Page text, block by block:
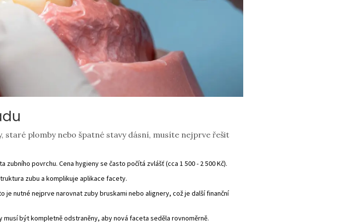
staré plomby nebo špatné stavy dásní, musíte nejprve řešit
povrchu. Cena hygieny se často počítá zvlášť (cca 1 500 - 2 500 Kč).
zubu a komplikuje aplikace facety.
nutné nejprve narovnat zuby bruskami nebo alignery, což je další finanční
být kompletně odstraněny, aby nová faceta seděla rovnoměrně.